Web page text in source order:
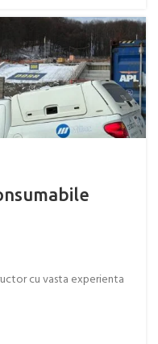
cu vasta experienta